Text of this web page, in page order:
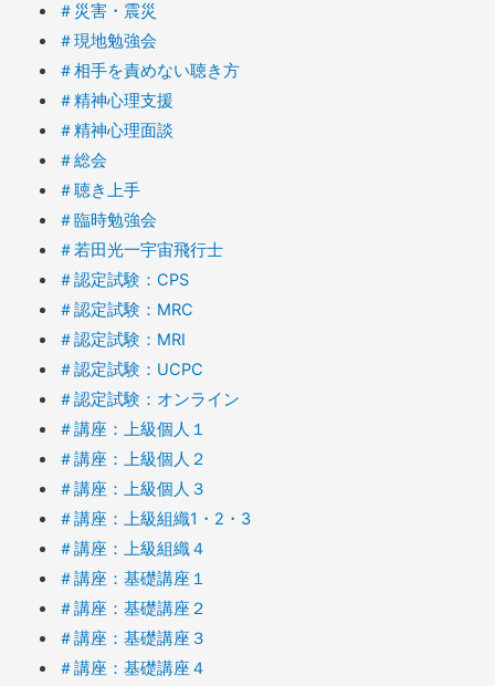
＃災害・震災
＃現地勉強会
＃相手を責めない聴き方
＃精神心理支援
＃精神心理面談
＃総会
＃聴き上手
＃臨時勉強会
＃若田光一宇宙飛行士
＃認定試験：CPS
＃認定試験：MRC
＃認定試験：MRI
＃認定試験：UCPC
＃認定試験：オンライン
＃講座：上級個人１
＃講座：上級個人２
＃講座：上級個人３
＃講座：上級組織1・2・3
＃講座：上級組織４
＃講座：基礎講座１
＃講座：基礎講座２
＃講座：基礎講座３
＃講座：基礎講座４